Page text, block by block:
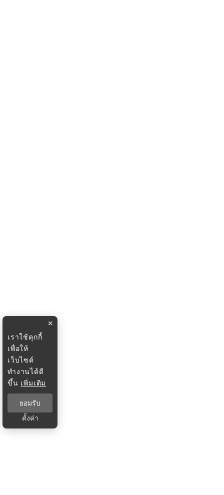
×
เราใช้คุกกี้
เพื่อให้
เว็บไซต์
ทำงานได้ดี
ขึ้น เพิ่มเติม
ยอมรับ
ตั้งค่า